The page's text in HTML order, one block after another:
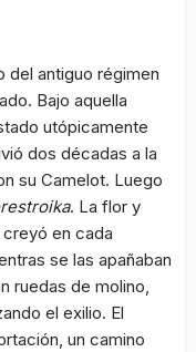
del antiguo régimen
Bajo aquella
utópicamente
dos décadas a la
su Camelot. Luego
. La flor y
en cada
se las apañaban
ruedas de molino,
el exilio. El
un camino